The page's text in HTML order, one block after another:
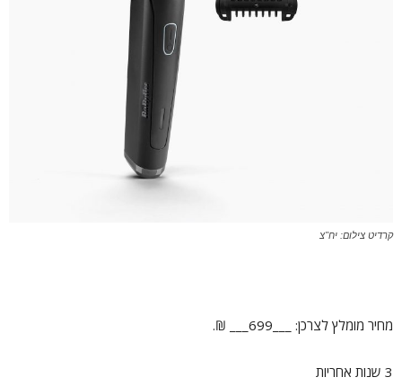
קרדיט צילום: יח"צ
מחיר מומלץ לצרכן: ___699___ ₪.
3 שנות אחריות